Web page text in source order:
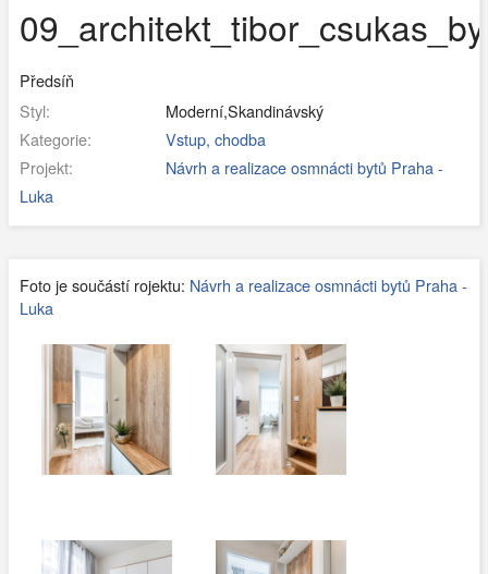
Předsíň
Styl:
Moderní,Skandinávský
Kategorie:
Vstup, chodba
Projekt:
Návrh a realizace osmnácti bytů Praha -
Luka
Foto je součástí rojektu: Návrh a realizace osmnácti bytů Praha -
Luka